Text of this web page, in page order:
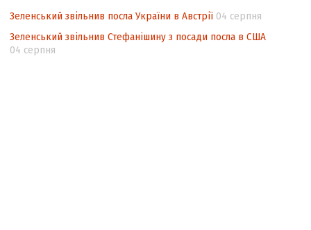
Зеленський звільнив посла України в Австрії 04 серпня
Зеленський звільнив Стефанішину з посади посла в США
04 серпня